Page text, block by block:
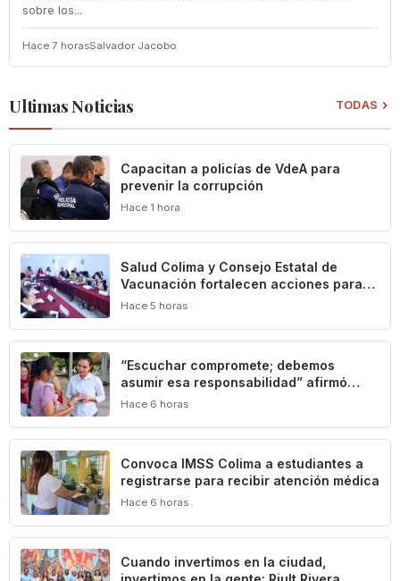
sobre los...
Hace 7 horasSalvador Jacobo
Ultimas Noticias TODAS
‎Capacitan a policías de VdeA ‎para
prevenir la corrupción
Hace 1 hora
Salud Colima y Consejo Estatal de
Vacunación fortalecen acciones para
prevenir la tuberculosis
Hace 5 horas
“Escuchar compromete; debemos
asumir esa responsabilidad” afirmó
Mely Romero
Hace 6 horas
Convoca IMSS Colima a estudiantes a
registrarse para recibir atención médica
Hace 6 horas
Cuando invertimos en la ciudad,